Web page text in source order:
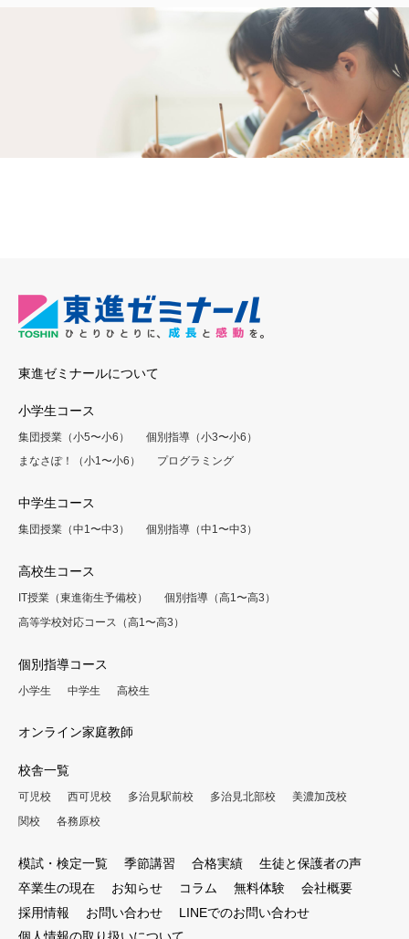
東進ゼミナールについて
小学生コース
集団授業（小5〜小6）
個別指導（小3〜小6）
まなさぽ！（小1〜小6）
プログラミング
中学生コース
集団授業（中1〜中3） 個別指導（中1〜中3）
高校生コース
IT授業（東進衛生予備校）
個別指導（高1〜高3）
高等学校対応コース（高1〜高3）
個別指導コース
小学生 中学生 高校生
オンライン家庭教師
校舎一覧
可児校 西可児校 多治見駅前校 多治見北部校
美濃加茂校
関校
各務原校
模試・検定一覧 季節講習 合格実績
生徒と保護者の声
卒業生の現在
お知らせ コラム 無料体験
会社概要
採用情報
お問い合わせ
LINEでのお問い合わせ